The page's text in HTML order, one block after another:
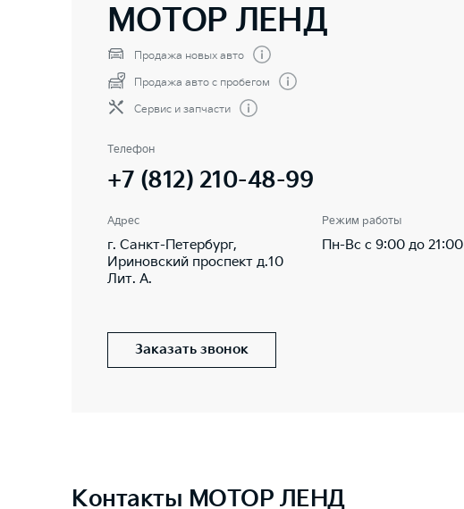
МОТОР ЛЕНД
Продажа новых авто
Продажа авто с пробегом
Сервис и запчасти
Телефон
+7 (812) 210-48-99
Адрес
г. Санкт-Петербург,
Ириновский проспект д.10
Лит. А.
Режим работы
Пн-Вс с 9:00 до 21:00
Заказать звонок
Контакты МОТОР ЛЕНД